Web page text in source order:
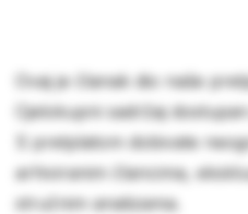
Ovaj je članak dio naše
Cjelokupni sadržaj
S pretplatom dobivate
arhiviranim člancima,
stručnim analizama.